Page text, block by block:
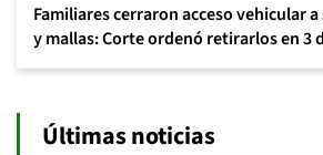
Familiares cerraron acceso vehicular
y mallas: Corte ordenó retirarlos en 3
Últimas noticias